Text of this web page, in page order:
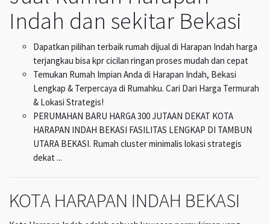
Indah dan sekitar Bekasi
Dapatkan pilihan terbaik rumah dijual di Harapan Indah harga
terjangkau bisa kpr cicilan ringan proses mudah dan cepat
Temukan Rumah Impian Anda di Harapan Indah, Bekasi
Lengkap & Terpercaya di Rumahku. Cari Dari Harga Termurah
& Lokasi Strategis!
PERUMAHAN BARU HARGA 300 JUTAAN DEKAT KOTA
HARAPAN INDAH BEKASI FASILITAS LENGKAP DI TAMBUN
UTARA BEKASI. Rumah cluster minimalis lokasi strategis
dekat ...
KOTA HARAPAN INDAH BEKASI